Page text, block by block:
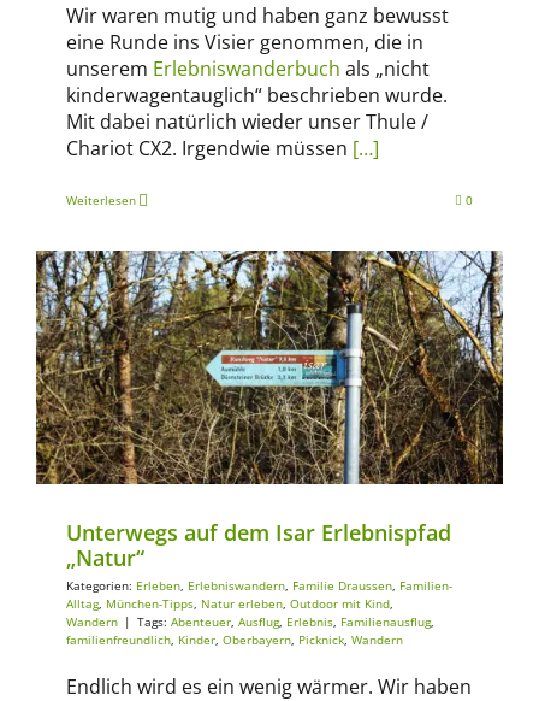
Wir waren mutig und haben ganz bewusst
eine Runde ins Visier genommen, die in
unserem Erlebniswanderbuch als „nicht
kinderwagentauglich“ beschrieben wurde.
Mit dabei natürlich wieder unser Thule /
Chariot CX2. Irgendwie müssen […]
Weiterlesen 0
Erleben Erlebniswandern Familie Draussen
Familien-Alltag
München-Tipps Natur erleben Outdoor mit Kind Wandern
Unterwegs auf dem Isar Erlebnispfad
„Natur“
Kategorien: Erleben, Erlebniswandern, Familie Draussen, Familien-
Alltag, München-Tipps, Natur erleben, Outdoor mit Kind,
Wandern | Tags: Abenteuer, Ausflug, Erlebnis, Familienausflug,
familienfreundlich, Kinder, Oberbayern, Picknick, Wandern
Endlich wird es ein wenig wärmer. Wir haben